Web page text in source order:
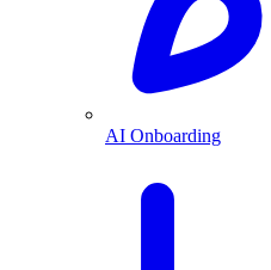
AI Onboarding